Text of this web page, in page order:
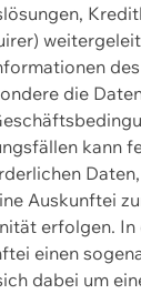
die
kann
Auskunftei
erfolgen. In
einen
dabei um